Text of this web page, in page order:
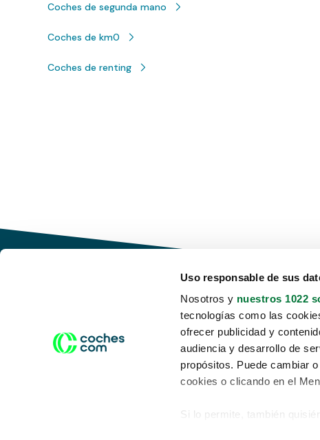
Uso responsable de sus
Nosotros y nuestros 1022
tecnologías como las
ofrecer publicidad y
audiencia y desarrollo de
propósitos. Puede cambiar
cookies o clicando en el
Si lo permite, también
Coches de segunda mano
Coches de km0
Coches de renting
Conduce tu futuro,
desata tu movilidad